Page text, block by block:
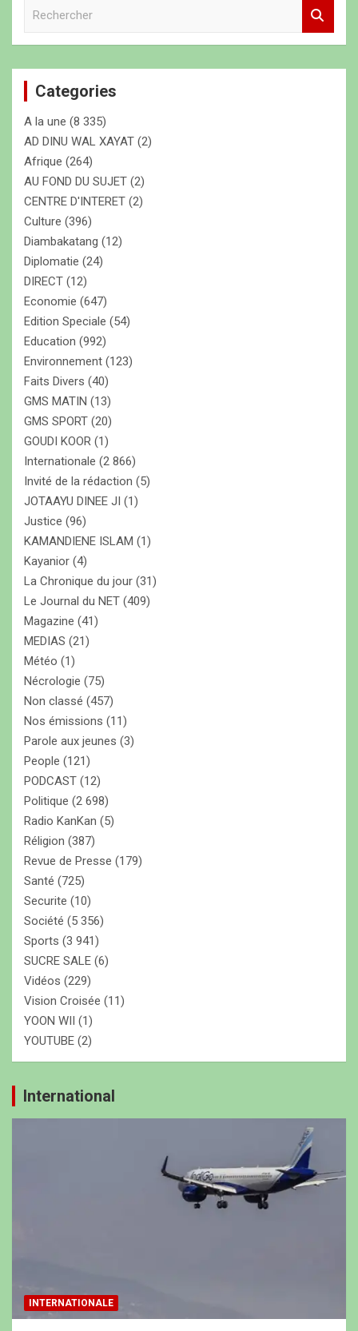
e
h
e
r
Categories
A la une (8 335)
AD DINU WAL XAYAT (2)
Afrique (264)
AU FOND DU SUJET (2)
CENTRE D'INTERET (2)
Culture (396)
Diambakatang (12)
Diplomatie (24)
DIRECT (12)
Economie (647)
Edition Speciale (54)
Education (992)
Environnement (123)
Faits Divers (40)
GMS MATIN (13)
GMS SPORT (20)
GOUDI KOOR (1)
Internationale (2 866)
Invité de la rédaction (5)
JOTAAYU DINEE JI (1)
Justice (96)
KAMANDIENE ISLAM (1)
Kayanior (4)
La Chronique du jour (31)
Le Journal du NET (409)
Magazine (41)
MEDIAS (21)
Météo (1)
Nécrologie (75)
Non classé (457)
Nos émissions (11)
Parole aux jeunes (3)
People (121)
PODCAST (12)
Politique (2 698)
Radio KanKan (5)
Réligion (387)
Revue de Presse (179)
Santé (725)
Securite (10)
Société (5 356)
Sports (3 941)
SUCRE SALE (6)
Vidéos (229)
Vision Croisée (11)
YOON WII
(1)
YOUTUBE (2)
International
INTERNATIONALE